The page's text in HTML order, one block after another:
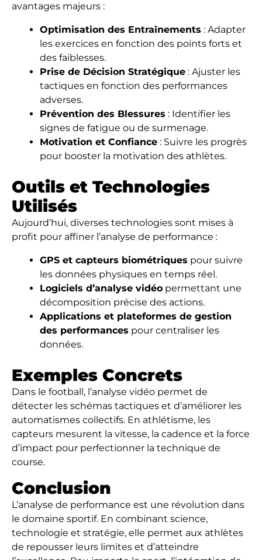
avantages majeurs :
Optimisation des Entraînements : Adapter
les exercices en fonction des points forts et
des faiblesses.
Prise de Décision Stratégique : Ajuster les
tactiques en fonction des performances
adverses.
Prévention des Blessures : Identifier les
signes de fatigue ou de surmenage.
Motivation et Confiance : Suivre les progrès
pour booster la motivation des athlètes.
Outils et Technologies
Utilisés
Aujourd’hui, diverses technologies sont mises à
profit pour affiner l’analyse de performance :
GPS et capteurs biométriques pour suivre
les données physiques en temps réel.
Logiciels d’analyse vidéo permettant une
décomposition précise des actions.
Applications et plateformes de gestion
des performances pour centraliser les
données.
Exemples Concrets
Dans le football, l’analyse vidéo permet de
détecter les schémas tactiques et d’améliorer les
automatismes collectifs. En athlétisme, les
capteurs mesurent la vitesse, la cadence et la force
d’impact pour perfectionner la technique de
course.
Conclusion
L’analyse de performance est une révolution dans
le domaine sportif. En combinant science,
technologie et stratégie, elle permet aux athlètes
de repousser leurs limites et d’atteindre